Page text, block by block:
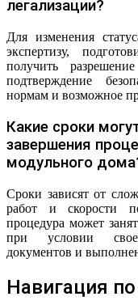
легализации?
Для изменения
экспертизу,
получить
подтверждение
нормам и возможное
Какие сроки
завершения
модульного
Сроки зависят от
работ и скорости
процедура может
при условии
документов и
Навигация